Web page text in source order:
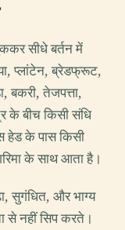
सीधे बर्तन में
प्लांटेन, ब्रेडफ्रूट,
बकरी, तेजपत्ता,
के बीच किसी संधि
हेड के पास किसी
के साथ आता है।
सुगंधित, और भाग्य
से नहीं सिप करते।